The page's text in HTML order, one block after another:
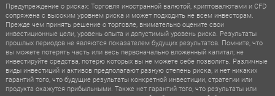
Предупреждение о рисках: Торговля иностранной валютой, криптовалютами и CFD
сопряжена с высоким уровнем риска и может подходить не всем инвесторам.
Прежде чем принять решение о торговле, внимательно оцените свои
инвестиционные цели, уровень опыта и допустимый уровень риска. Результаты
прошлых периодов не являются показателем будущих результатов. Помните, что
вы можете потерять часть или весь первоначально вложенный капитал; не
инвестируйте средства, потерю которых вы не можете себе позволить. Различные
виды инвестиций и активов предполагают разную степень риска, и нет никаких
гарантий того, что будущие результаты конкретной инвестиции, стратегии или
продукта окажутся прибыльными. Также нет гарантий того, что результаты или